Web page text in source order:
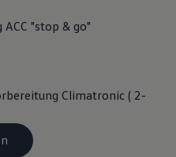
"stop & go"
Climatronic ( 2-